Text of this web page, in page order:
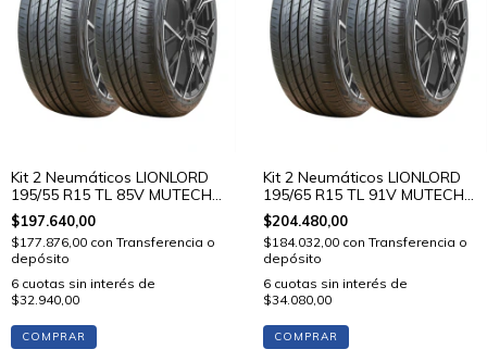
Kit 2 Neumáticos LIONLORD
195/55 R15 TL 85V MUTECH
H02
$197.640,00
$177.876,00 con Transferencia o
depósito
6 cuotas sin interés de
$32.940,00
COMPRAR
Kit 2 Neumáticos LIONLORD
195/65 R15 TL 91V MUTECH
H02
$204.480,00
$184.032,00 con Transferencia o
depósito
6 cuotas sin interés de
$34.080,00
COMPRAR